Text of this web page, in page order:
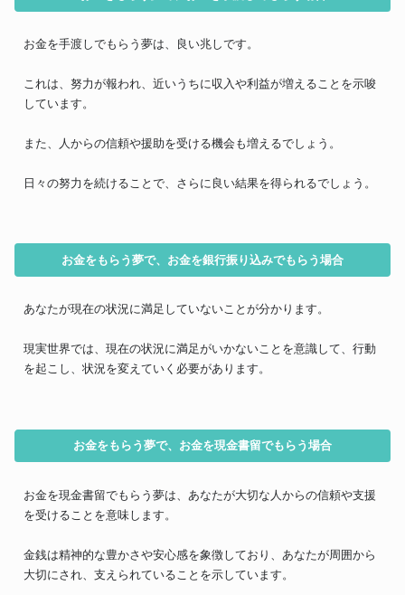
お金を手渡しでもらう夢は、良い兆しです。
これは、努力が報われ、近いうちに収入や利益が増えることを示唆
しています。
また、人からの信頼や援助を受ける機会も増えるでしょう。
日々の努力を続けることで、さらに良い結果を得られるでしょう。
お金をもらう夢で、お金を銀行振り込みでもらう場合
あなたが現在の状況に満足していないことが分かります。
現実世界では、現在の状況に満足がいかないことを意識して、行動
を起こし、状況を変えていく必要があります。
お金をもらう夢で、お金を現金書留でもらう場合
お金を現金書留でもらう夢は、あなたが大切な人からの信頼や支援
を受けることを意味します。
金銭は精神的な豊かさや安心感を象徴しており、あなたが周囲から
大切にされ、支えられていることを示しています。